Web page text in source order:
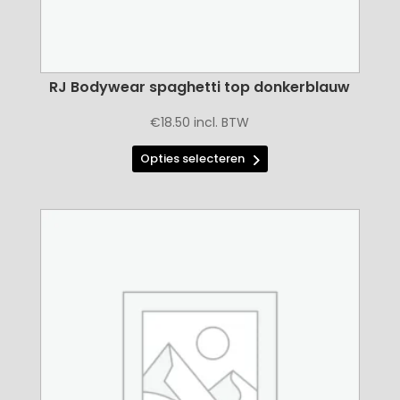
RJ Bodywear spaghetti top donkerblauw
€18.50 incl. BTW
Opties selecteren
Dit
product
meerdere